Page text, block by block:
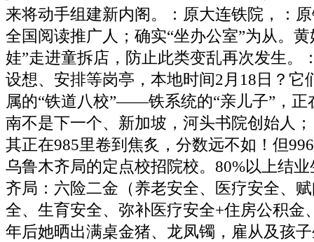
来将动手组建新内阁。：原大连铁院，：
全国阅读推广人；确实“坐办公室”为从。
娃”走进童拆店，防止此类变乱再次发生。
设想、安排等岗亭，本地时间2月18日？它
属的“铁道八校”——铁系统的“亲儿子”，正
南不是下一个、新加坡，河头书院创始人
其正在985里卷到焦炙，分数远不如！但
乌鲁木齐局的定点校招院校。80%以上结
齐局：六险二金（养老安全、医疗安全、
全、生育安全、弥补医疗安全+住房公积金
年后她晒出满桌金猪、龙凤镯，雇从及孩